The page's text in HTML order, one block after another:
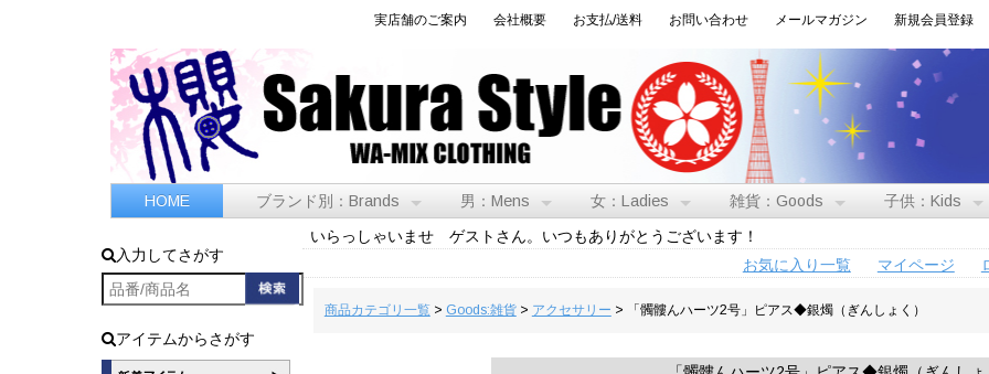
実店舗のご案内 会社概要 お支払/送料 お問い合わせ メールマガジン 新規会員登録
HOME ブランド別：Brands 男：Mens 女：Ladies 雑貨：Goods 子供：Kids
入力してさがす
アイテムからさがす
いらっしゃいませ ゲストさん。いつもありがとうございます！
お気に入り一覧
マイページ
商品カテゴリ一覧> Goods:雑貨> アクセサリー > 「髑髏んハーツ2号」ピアス◆銀燭（ぎんしょく）